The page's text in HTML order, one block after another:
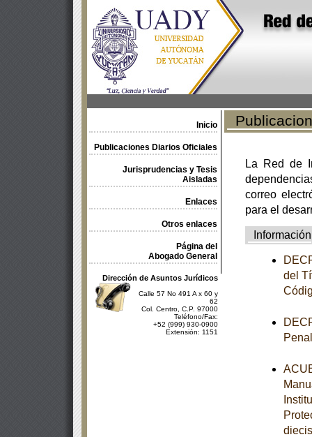
Inicio
Publicaciones Diarios Oficiales
Jurisprudencias y Tesis
Aisladas
Enlaces
Otros enlaces
Página del
Abogado General
Dirección de Asuntos Jurídicos
Calle 57 No 491 A x 60 y
62
Col. Centro, C.P. 97000
Teléfono/Fax:
+52 (999) 930-0900
Extensión: 1151
La Red de
correo
para el
Información
del